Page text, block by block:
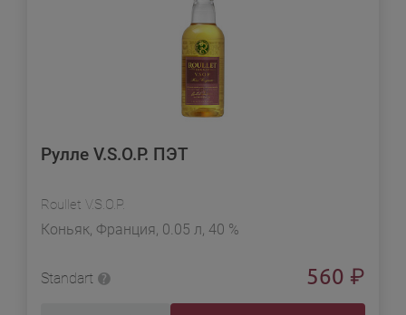
Рулле V.S.O.P. ПЭТ
Roullet V.S.O.P.
Коньяк, Франция, 0.05 л, 40 %
Standart 560 ₽